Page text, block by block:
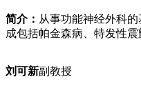
简介： 从事功能神经外科
成包括帕金森病、特发性
刘可新副教授